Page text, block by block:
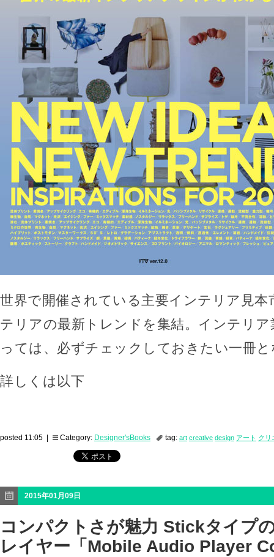
世界で開催されている主要インテリア見本
テリアの最新トレンドを集結。インテリ
っては、必ずチェックしておきたい一冊
詳しくは以下
posted 11:05 | Category: Designer'sBooks tag: art creative design アート クリ
2015年01月09日
コンパクトさが魅力 Stickタイプ
レイヤー「Mobile Audio Player